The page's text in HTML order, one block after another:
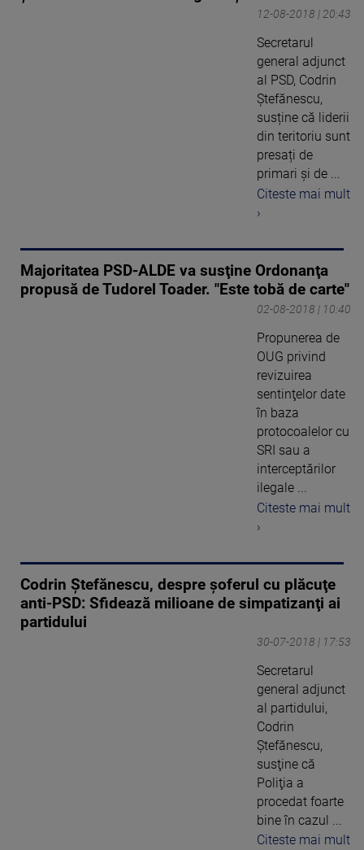
12-08-2018 | 20:43
Secretarul
general adjunct
al PSD, Codrin
Ștefănescu,
susține că liderii
din teritoriu sunt
presați de
primari și de ...
Citeste mai mult
›
Majoritatea PSD-ALDE va susţine Ordonanţa
propusă de Tudorel Toader. "Este tobă de carte"
02-08-2018 | 10:40
Propunerea de
OUG privind
revizuirea
sentinţelor date
în baza
protocoalelor cu
SRI sau a
interceptărilor
ilegale ...
Citeste mai mult
›
Codrin Ştefănescu, despre şoferul cu plăcuţe
anti-PSD: Sfidează milioane de simpatizanţi ai
partidului
30-07-2018 | 17:53
Secretarul
general adjunct
al partidului,
Codrin
Ştefănescu,
susţine că
Poliţia a
procedat foarte
bine în cazul ...
Citeste mai mult